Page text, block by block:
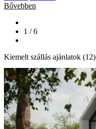
Bővebben
1 / 6
Kiemelt szállás ajánlatok (12)